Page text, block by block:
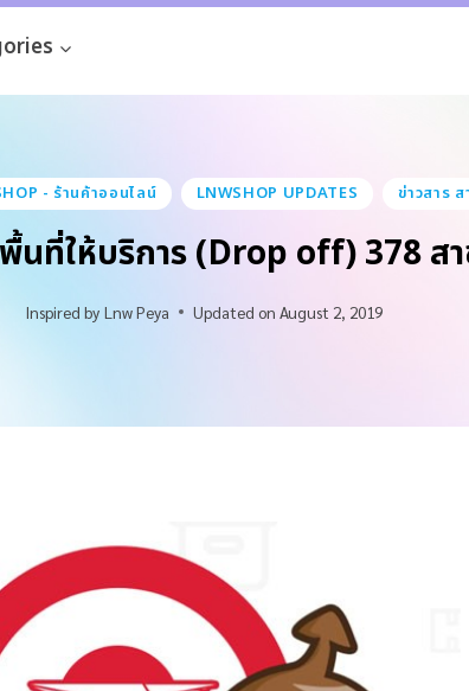
- ร้านค้าออนไลน์ LNWSHOP UPDATES ข่าวสาร
นที่ให้บริการ (Drop off) 378 สา
Inspired by Lnw Peya Updated on August 2, 2019